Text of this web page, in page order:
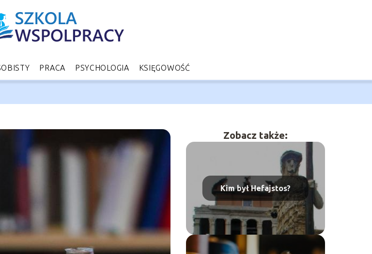
PRACA PSYCHOLOGIA KSIĘGOWOŚĆ
Zobacz także:
Kim był Hefajstos?